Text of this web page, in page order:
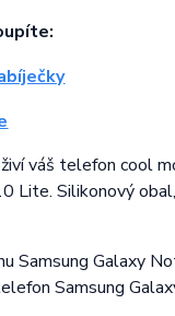
váš telefon cool
Lite. Silikonový
Samsung Galaxy
Samsung